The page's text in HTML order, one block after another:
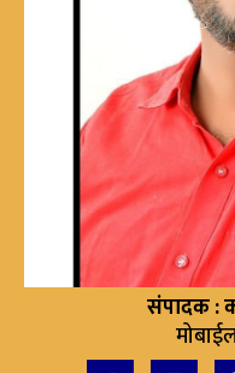
संपादक :